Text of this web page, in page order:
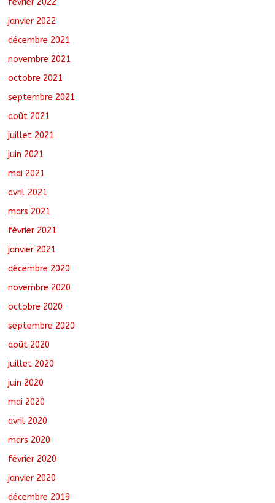
janvier 2022
décembre 2021
novembre 2021
octobre 2021
septembre 2021
août 2021
juillet 2021
juin 2021
mai 2021
avril 2021
mars 2021
février 2021
janvier 2021
décembre 2020
novembre 2020
octobre 2020
septembre 2020
août 2020
juillet 2020
juin 2020
mai 2020
avril 2020
mars 2020
février 2020
janvier 2020
décembre 2019